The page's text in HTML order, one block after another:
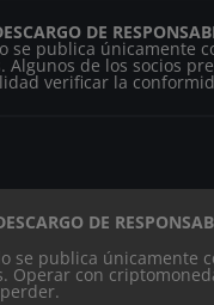
DE
se publica únicamente
Algunos de los socios
verificar la
DE
se publica únicamente
Operar con